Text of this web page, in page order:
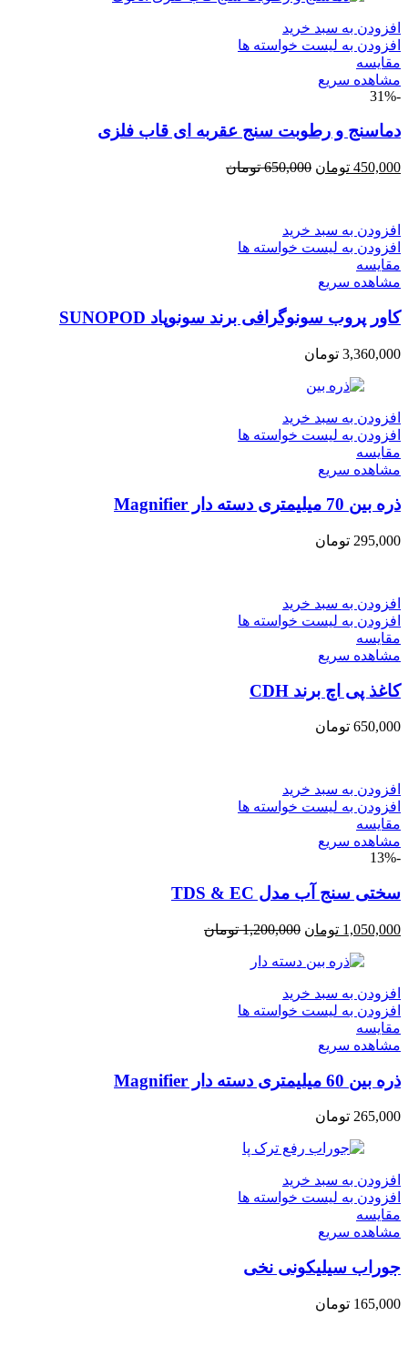
افزودن به سبد خرید
افزودن به لیست خواسته ها
مقایسه
مشاهده سریع
-31%
دماسنج و رطوبت سنج عقربه ای قاب فلزی
450,000 تومان 650,000 تومان
افزودن به سبد خرید
افزودن به لیست خواسته ها
مقایسه
مشاهده سریع
کاور پروب سونوگرافی برند سونوپاد SUNOPOD
3,360,000 تومان
افزودن به سبد خرید
افزودن به لیست خواسته ها
مقایسه
مشاهده سریع
ذره بین 70 میلیمتری دسته دار Magnifier
295,000 تومان
افزودن به سبد خرید
افزودن به لیست خواسته ها
مقایسه
مشاهده سریع
کاغذ پی اچ برند CDH
650,000 تومان
افزودن به سبد خرید
افزودن به لیست خواسته ها
مقایسه
مشاهده سریع
-13%
سختی سنج آب مدل TDS & EC
1,050,000 تومان 1,200,000 تومان
افزودن به سبد خرید
افزودن به لیست خواسته ها
مقایسه
مشاهده سریع
ذره بین 60 میلیمتری دسته دار Magnifier
265,000 تومان
افزودن به سبد خرید
افزودن به لیست خواسته ها
مقایسه
مشاهده سریع
جوراب سیلیکونی نخی
165,000 تومان